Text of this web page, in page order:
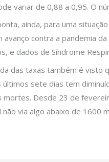
variar de 0,88 a 0,95. O
ainda, para uma
avanço contra a pandemia
e dados de Síndrome
das taxas também é visto
últimos sete dias tem
mortes. Desde 23 de
não via algo abaixo de 1600